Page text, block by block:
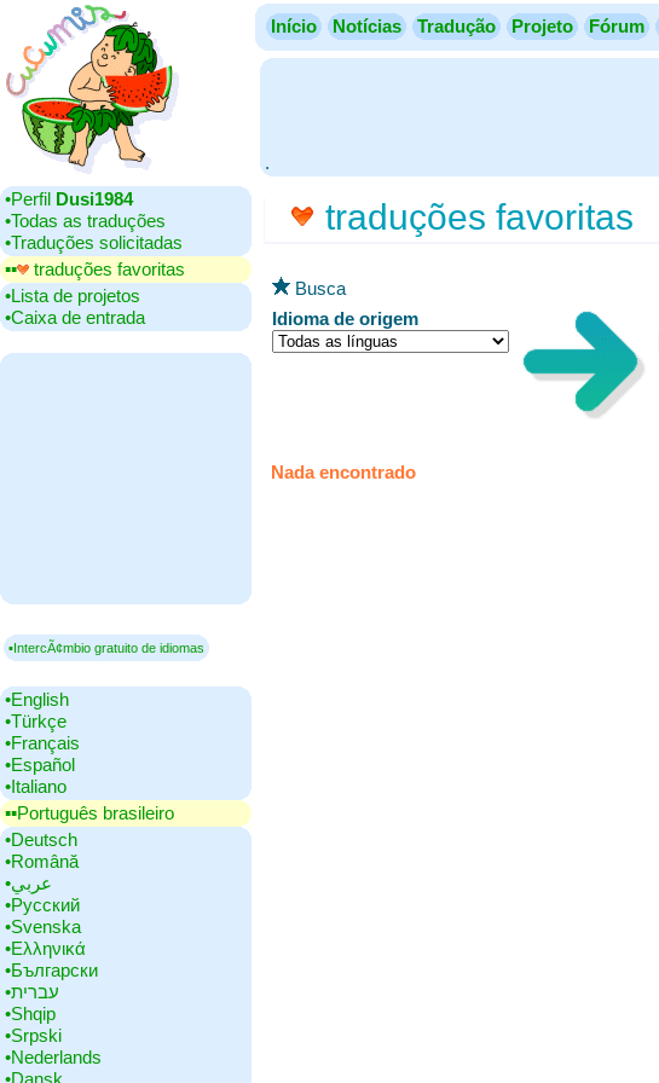
Início Notícias Tradução Projeto Fórum
.
•‎Perfil Dusi1984
•‎Todas as traduções
•‎Traduções solicitadas
▪▪‎
traduções favoritas
•‎Lista de projetos
•‎Caixa de entrada
▪IntercÃ¢mbio gratuito de idiomas
•‎English
•‎Türkçe
•‎Français
•‎Español
•‎Italiano
▪▪‎Português brasileiro
•‎Deutsch
•‎Română
•‎عربي
•‎Русский
•‎Svenska
•‎Ελληνικά
•‎Български
•‎עברית
•‎Shqip
•‎Srpski
•‎Nederlands
•‎Dansk
traduções favoritas
Busca
Idioma de origem
Nada encontrado